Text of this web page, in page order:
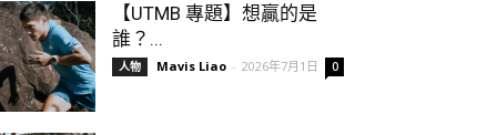
【UTMB 專題】想贏的是
誰？...
人物 Mavis Liao - 2026年7月1日 0